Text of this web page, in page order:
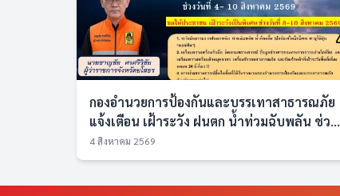
กองอำนวยการป้องกันและบรรเทาสาธารณภัย
แจ้งเตือน เฝ้าระวัง ฝนตก น้ำท่วมฉับพลัน ช่ว...
4 สิงหาคม 2569